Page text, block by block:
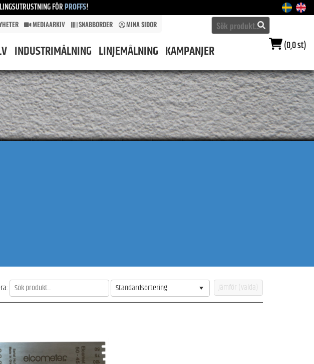
FÖRPROFFS!
MEDIAARKIV SNABBORDER MINA SIDOR
(0,0 st)
INDUSTRIMÅLNING LINJEMÅLNING KAMPANJER
Standardsortering